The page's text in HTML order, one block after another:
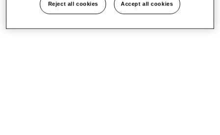
Reject all cookies Accept all cookies